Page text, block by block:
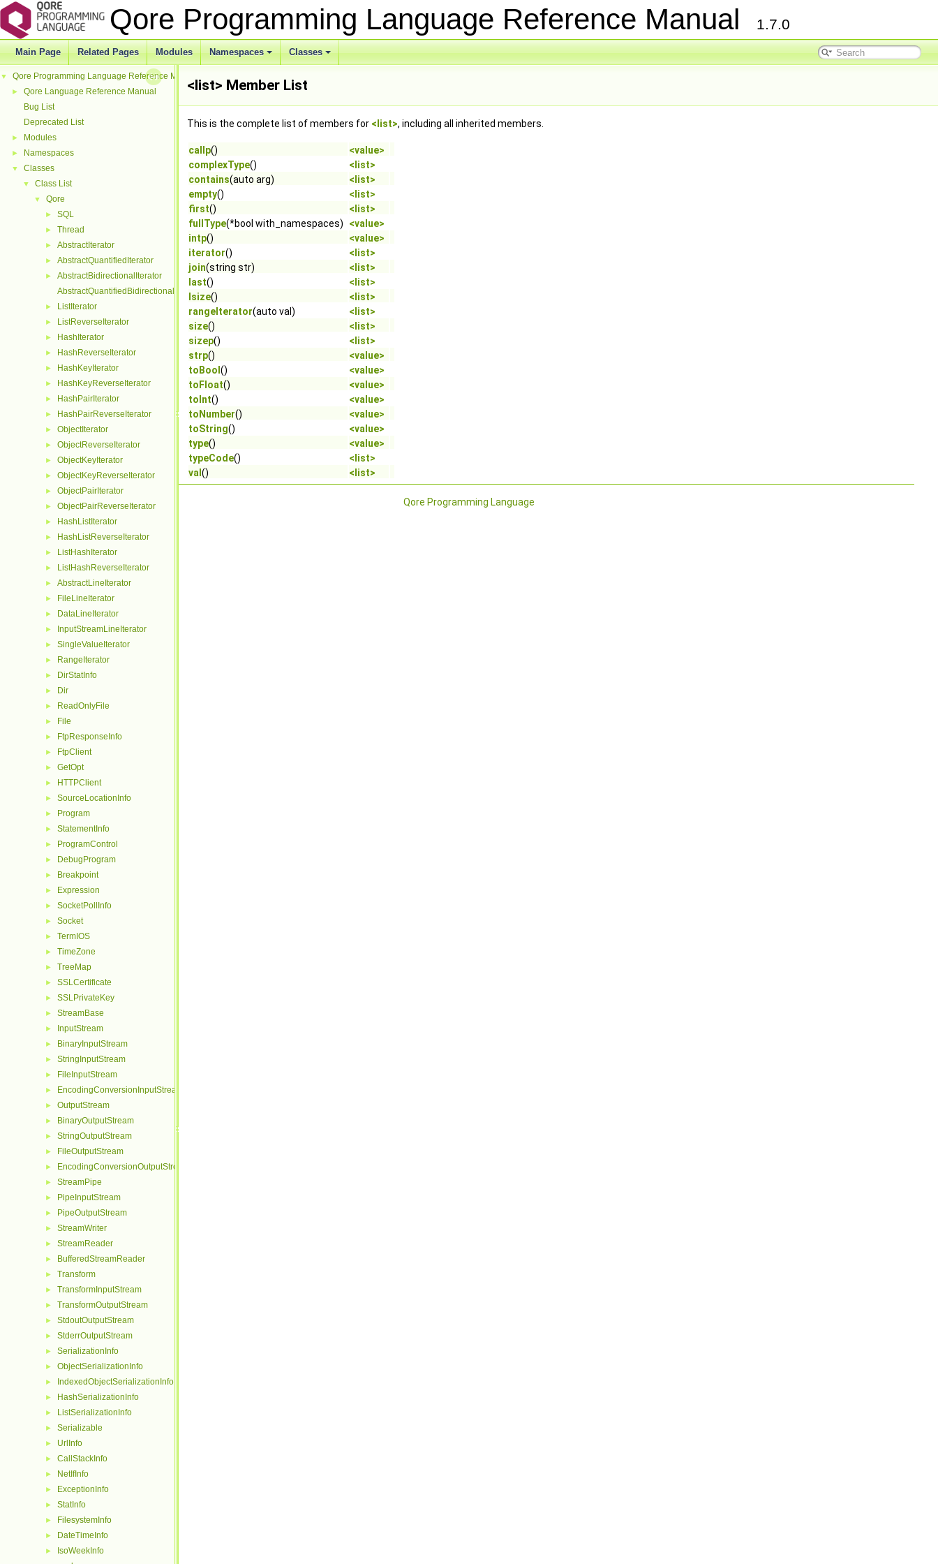
Qore Programming Language Reference Manual 1.7.0
Main Page Related Pages Modules Namespaces Classes
▼ Qore Programming Language Reference Manual
►
Qore Language Reference Manual
Bug List
Deprecated List
► Modules
► Namespaces
▼ Classes
▼ Class List
▼ Qore
► SQL
► Thread
► AbstractIterator
► AbstractQuantifiedIterator
►
AbstractBidirectionalIterator
AbstractQuantifiedBidirectionalIterator
► ListIterator
► ListReverseIterator
► HashIterator
► HashReverseIterator
► HashKeyIterator
► HashKeyReverseIterator
► HashPairIterator
► HashPairReverseIterator
► ObjectIterator
► ObjectReverseIterator
► ObjectKeyIterator
► ObjectKeyReverseIterator
► ObjectPairIterator
► ObjectPairReverseIterator
► HashListIterator
► HashListReverseIterator
► ListHashIterator
► ListHashReverseIterator
► AbstractLineIterator
► FileLineIterator
► DataLineIterator
► InputStreamLineIterator
► SingleValueIterator
► RangeIterator
► DirStatInfo
► Dir
► ReadOnlyFile
► File
► FtpResponseInfo
► FtpClient
► GetOpt
► HTTPClient
► SourceLocationInfo
► Program
► StatementInfo
► ProgramControl
► DebugProgram
► Breakpoint
► Expression
► SocketPollInfo
► Socket
► TermIOS
► TimeZone
► TreeMap
► SSLCertificate
► SSLPrivateKey
► StreamBase
► InputStream
► BinaryInputStream
► StringInputStream
► FileInputStream
► EncodingConversionInputStream
► OutputStream
► BinaryOutputStream
► StringOutputStream
► FileOutputStream
► EncodingConversionOutputStream
► StreamPipe
► PipeInputStream
► PipeOutputStream
► StreamWriter
► StreamReader
► BufferedStreamReader
► Transform
► TransformInputStream
► TransformOutputStream
► StdoutOutputStream
► StderrOutputStream
► SerializationInfo
► ObjectSerializationInfo
► IndexedObjectSerializationInfo
► HashSerializationInfo
► ListSerializationInfo
► Serializable
► UrlInfo
► CallStackInfo
► NetIfInfo
► ExceptionInfo
► StatInfo
► FilesystemInfo
► DateTimeInfo
► IsoWeekInfo
<list> Member List
This is the complete list of members for <list>, including all inherited members.
callp()
<value>
complexType()
<list>
contains(auto arg)
<list>
empty()
<list>
first()
<list>
fullType(*bool with_namespaces)
<value>
intp()
<value>
iterator()
<list>
join(string str)
<list>
last()
<list>
lsize()
<list>
rangeIterator(auto val)
<list>
size()
<list>
sizep()
<list>
strp()
<value>
toBool ()
<value>
toFloat()
<value>
toInt()
<value>
toNumber()
<value>
toString()
<value>
type()
<value>
typeCode()
<list>
val () <list>
Qore Programming Language